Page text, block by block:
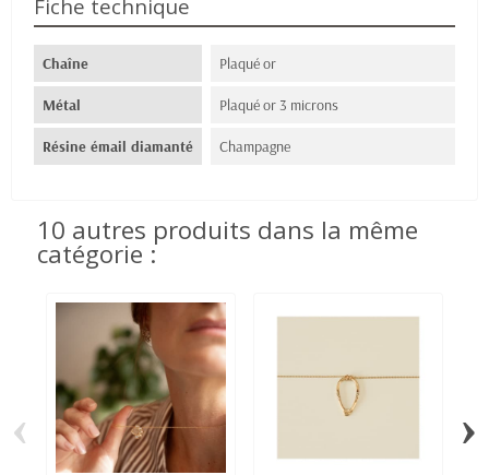
Fiche technique
Chaîne Plaqué or
Métal Plaqué or 3 microns
Résine émail diamanté Champagne
10 autres produits dans la même
catégorie :
‹ ›